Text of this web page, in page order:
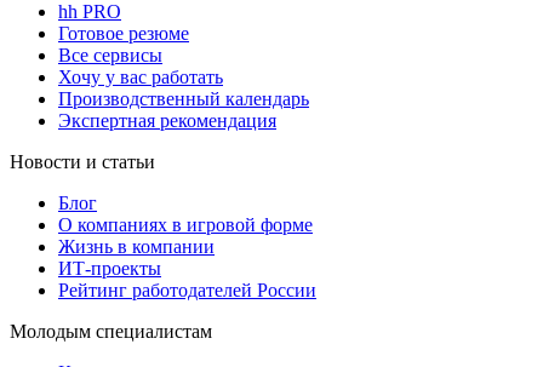
hh PRO
Готовое резюме
Все сервисы
Хочу у вас работать
Производственный календарь
Экспертная рекомендация
Новости и статьи
Блог
О компаниях в игровой форме
Жизнь в компании
ИТ-проекты
Рейтинг работодателей России
Молодым специалистам